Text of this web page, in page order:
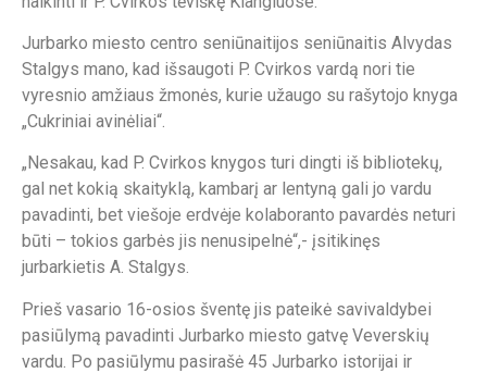
Jurbarko miesto centro seniūnaitijos seniūnaitis Alvydas
Stalgys mano, kad išsaugoti P. Cvirkos vardą nori tie
vyresnio amžiaus žmonės, kurie užaugo su rašytojo knyga
„Cukriniai avinėliai“.
„Nesakau, kad P. Cvirkos knygos turi dingti iš bibliotekų,
gal net kokią skaityklą, kambarį ar lentyną gali jo vardu
pavadinti, bet viešoje erdvėje kolaboranto pavardės neturi
būti – tokios garbės jis nenusipelnė“,- įsitikinęs
jurbarkietis A. Stalgys.
Prieš vasario 16-osios šventę jis pateikė savivaldybei
pasiūlymą pavadinti Jurbarko miesto gatvę Veverskių
vardu. Po pasiūlymu pasirašė 45 Jurbarko istorijai ir